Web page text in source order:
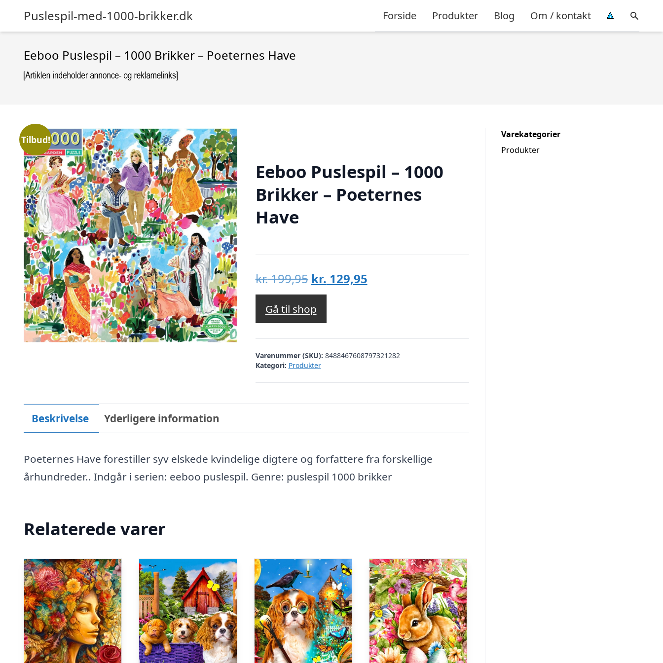
Puslespil-med-1000-brikker.dk Forside Produkter Blog Om / kontakt
Eeboo Puslespil – 1000 Brikker – Poeternes Have
Tilbud!
Eeboo Puslespil – 1000
Brikker – Poeternes
Have
kr.199,95 Den
oprindelige
pris
var:
kr. 199,95.
kr. 129,95Den
kr. 129,95.
Gå til shop
Varenummer (SKU): 8488467608797321282
Kategori: Produkter
Beskrivelse Yderligere information
Poeternes Have forestiller syv elskede kvindelige digtere og forfattere fra forskellige
århundreder.. Indgår i serien: eeboo puslespil. Genre: puslespil 1000 brikker
Relaterede varer
Varekategorier
Produkter